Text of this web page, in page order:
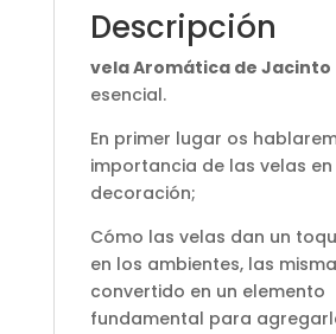
Descripción
vela Aromática de Jacinto
esencial.
En primer lugar os
importancia de las velas en
decoración;
Cómo las velas dan un
en los ambientes, las
convertido en un elemento
fundamental para